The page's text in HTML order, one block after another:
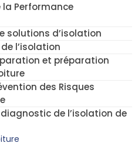
Performance
solutions d’isolation
l’isolation
et préparation
des Risques
de l’isolation de